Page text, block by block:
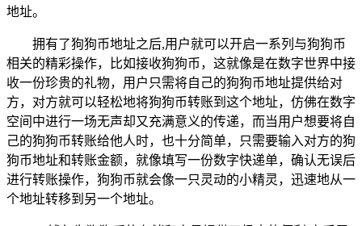
地址。
拥有了狗狗币地址之后,用户就可以开启一系列与狗狗币
相关的精彩操作，比如接收狗狗币，这就像是在数字世界中接
收一份珍贵的礼物，用户只需将自己的狗狗币地址提供给对
方，对方就可以轻松地将狗狗币转账到这个地址，仿佛在数字
空间中进行一场无声却又充满意义的传递，而当用户想要将自
己的狗狗币转账给他人时，也十分简单，只需要输入对方的狗
狗币地址和转账金额，就像填写一份数字快递单，确认无误后
进行转账操作，狗狗币就会像一只灵动的小精灵，迅速地从一
个地址转移到另一个地址。